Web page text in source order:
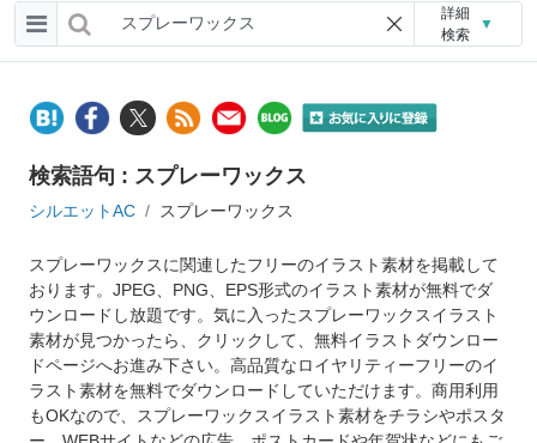
詳細
検索
▼
検索語句 : スプレーワックス
シルエットAC スプレーワックス
スプレーワックスに関連したフリーのイラスト素材を掲載して
おります。JPEG、PNG、EPS形式のイラスト素材が無料でダ
ウンロードし放題です。気に入ったスプレーワックスイラスト
素材が見つかったら、クリックして、無料イラストダウンロー
ドページへお進み下さい。高品質なロイヤリティーフリーのイ
ラスト素材を無料でダウンロードしていただけます。商用利用
もOKなので、スプレーワックスイラスト素材をチラシやポスタ